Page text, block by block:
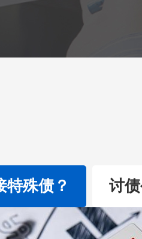
特殊债？ 讨